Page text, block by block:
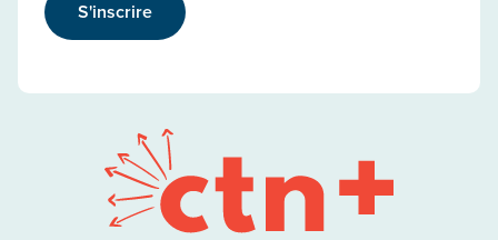
S'inscrire